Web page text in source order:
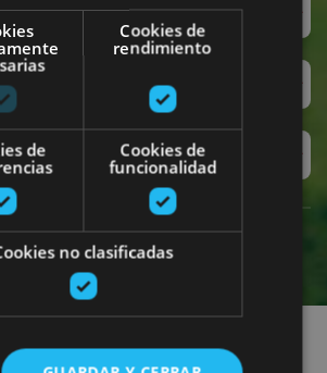
Encuentra planes
Cookies de
rendimiento
de
Cookies de
funcionalidad
no clasificadas